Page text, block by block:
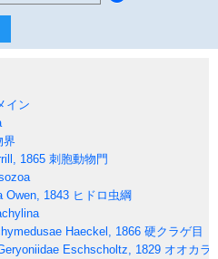
イン
界
1865 刺胞動物門
Owen, 1843 ヒドロ虫綱
Haeckel, 1866 硬クラゲ目
Eschscholtz, 1829 オオカラ